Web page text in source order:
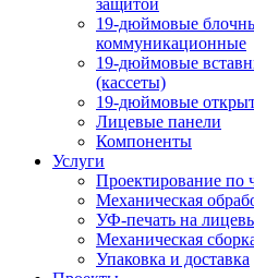
19-дюймовые
коммуникационные
19-дюймовые
(кассеты)
19-дюймовые
Лицевые панели
Компоненты
Услуги
Проектирование по
Механическая
УФ-печать на
Механическая
Упаковка и доставка